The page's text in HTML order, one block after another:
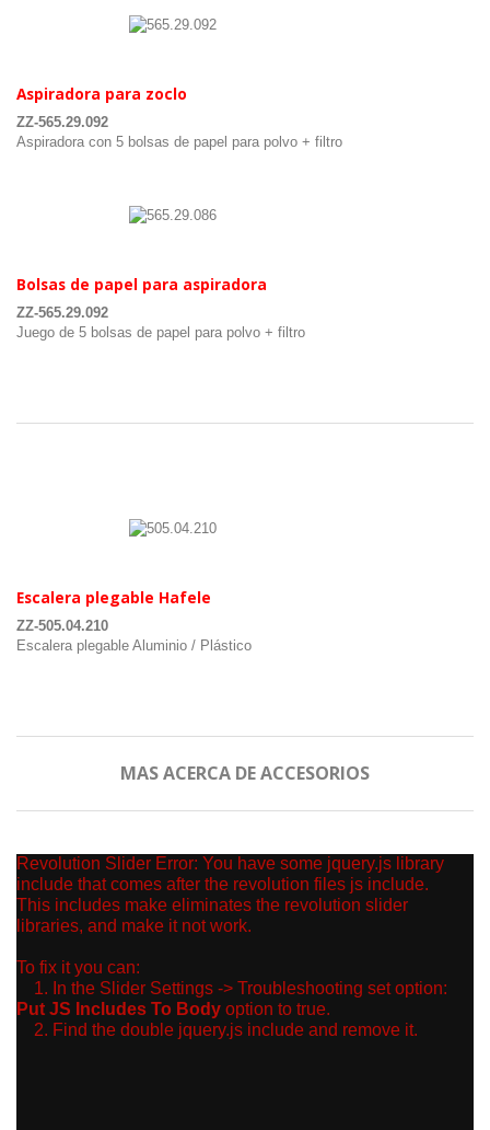
Aspiradora para zoclo
ZZ-565.29.092
Aspiradora con 5 bolsas de papel para polvo + filtro
Bolsas de papel para aspiradora
ZZ-565.29.092
Juego de 5 bolsas de papel para polvo + filtro
Escalera plegable Hafele
ZZ-505.04.210
Escalera plegable Aluminio / Plástico
MAS ACERCA DE ACCESORIOS
Revolution Slider Error: You have some jquery.js library
include that comes after the revolution files js include.
This includes make eliminates the revolution slider
libraries, and make it not work.
To fix it you can:
1. In the Slider Settings -> Troubleshooting set option:
Put JS Includes To Body option to true.
2. Find the double jquery.js include and remove it.